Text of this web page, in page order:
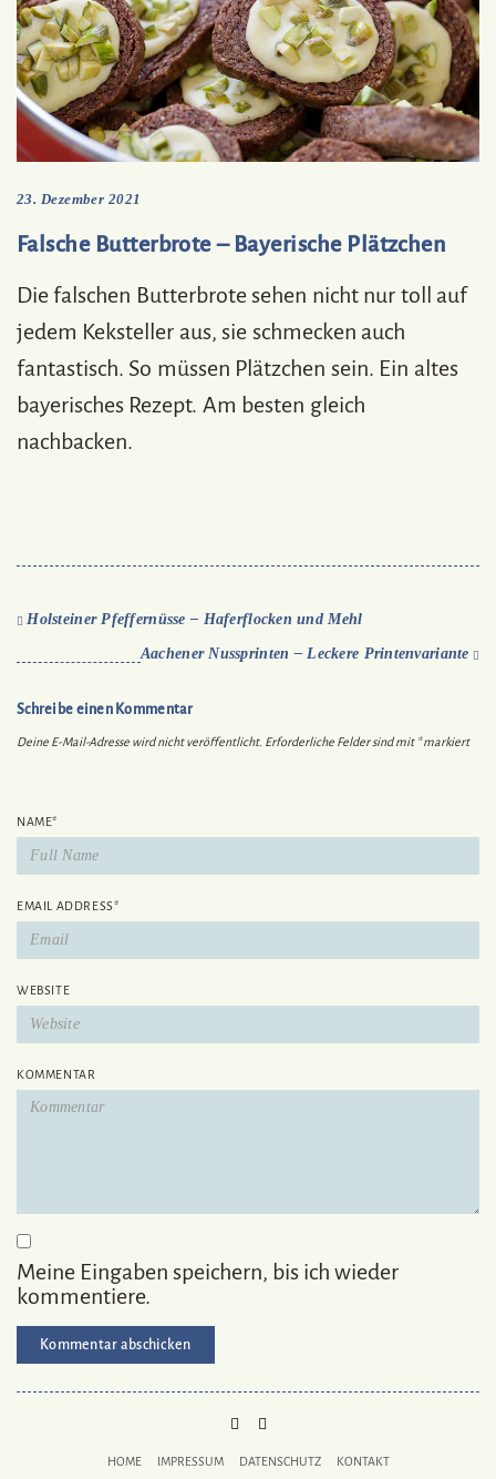
23. Dezember 2021
Falsche Butterbrote – Bayerische Plätzchen
Die falschen Butterbrote sehen nicht nur toll auf
jedem Keksteller aus, sie schmecken auch
fantastisch. So müssen Plätzchen sein. Ein altes
bayerisches Rezept. Am besten gleich
nachbacken.
Holsteiner Pfeffernüsse – Haferflocken und Mehl
Aachener Nussprinten – Leckere Printenvariante
Schreibe einen Kommentar
Deine E-Mail-Adresse wird nicht veröffentlicht. Erforderliche Felder sind mit *markiert
NAME*
EMAIL ADDRESS*
WEBSITE
KOMMENTAR
Meine Eingaben speichern, bis ich wieder
kommentiere.
TO
HOME IMPRESSUM DATENSCHUTZ KONTAKT